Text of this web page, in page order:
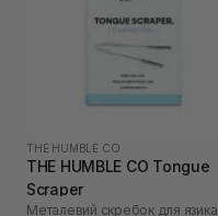
THE HUMBLE CO
THE HUMBLE CO Tongue
Scraper
Металевий скребок для язика